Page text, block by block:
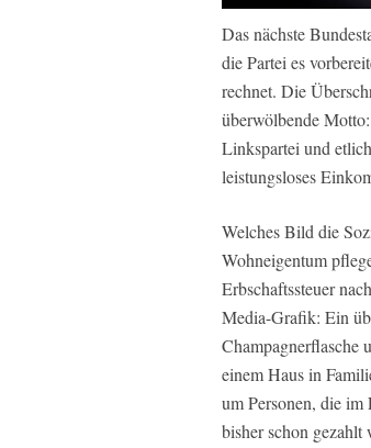
Das nächste
die Partei es
rechnet. Die
überwölbende
Linkspartei und
leistungsloses
Welches Bild die
Wohneigentum
Erbschaftssteuer
Media-Grafik: Ein
Champagnerflasche
einem Haus in
um Personen, die im
bisher schon gezahlt